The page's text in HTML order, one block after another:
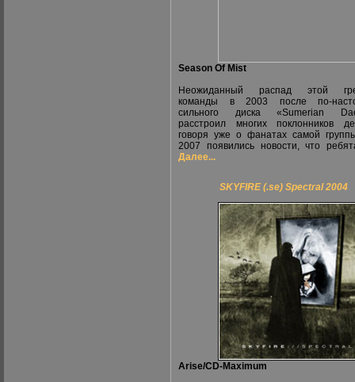
Season Of Mist
Неожиданный распад этой
команды в 2003 после по-
сильного диска «Sumerian
расстроил многих поклонников
говоря уже о фанатах самой
2007 появились новости, что
Далее...
SKYFIRE (.se) Spectral 2004
Arise/CD-Maximum